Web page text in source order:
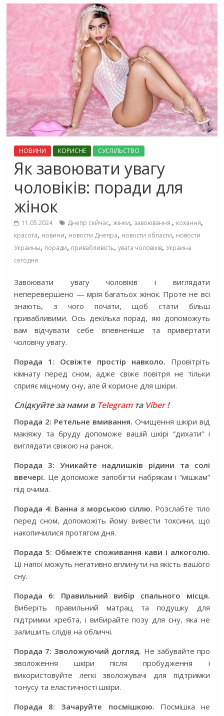
НОВИНИ КОРИСНЕ СУСПІЛЬСТВО
Як завоювати увагу
чоловіків: поради для
жінок
11.05.2024 Днепр сейчас,жінки, завоювання., кохання,
красота, новини, новости Днепра, новости области, новости
Украины, поради, привабливість,увага чоловіків, Украина
сегодня
Завоювати увагу чоловіків і виглядати
неперевершено — мрія багатьох жінок. Проте не всі
знають, з чого почати, щоб стати більш
привабливими. Ось декілька порад, які допоможуть
вам відчувати себе впевненіше та привертати
чоловічу увагу.
Порада 1: Освіжте простір навколо. Провітріть
кімнату перед сном, адже свіже повітря не тільки
сприяє міцному сну, але й корисне для шкіри.
Слідкуйте за нами в Telegramта Viber!
Порада 2: Ретельне вмивання. Очищення шкіри від
макіяжу та бруду допоможе вашій шкірі “дихати” і
виглядати свіжою на ранок.
Порада 3: Уникайте надлишків рідини та солі
ввечері. Це допоможе запобігти набрякам і “мішкам”
під очима.
Порада 4: Ванна з морською сіллю. Розслабте тіло
перед сном, допоможіть йому вивести токсини, що
накопичилися протягом дня.
Порада 5: Обмежте споживання кави і алкоголю.
Ці напої можуть негативно вплинути на якість вашого
сну.
Порада 6: Правильний вибір спального місця.
Виберіть правильний матрац та подушку для
підтримки хребта, і вибирайте позу для сну, яка не
залишить слідів на обличчі.
Порада 7: Зволожуючий догляд. Не забувайте про
зволоження шкіри після пробудження і
використовуйте легкі зволожувачі для підтримки
тонусу та еластичності шкіри.
Порада 8: Зачаруйте посмішкою. Посмішка не